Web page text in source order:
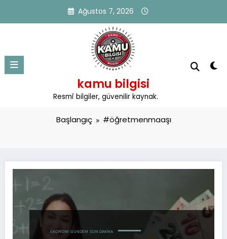
Ağustos 7, 2026
kamu bilgisi
Resmî bilgiler, güvenilir kaynak.
Etiket: #öğretmenmaaşı
Başlangıç #öğretmenmaaşı
EKONOMI GÜNDEM SON DAKIKA